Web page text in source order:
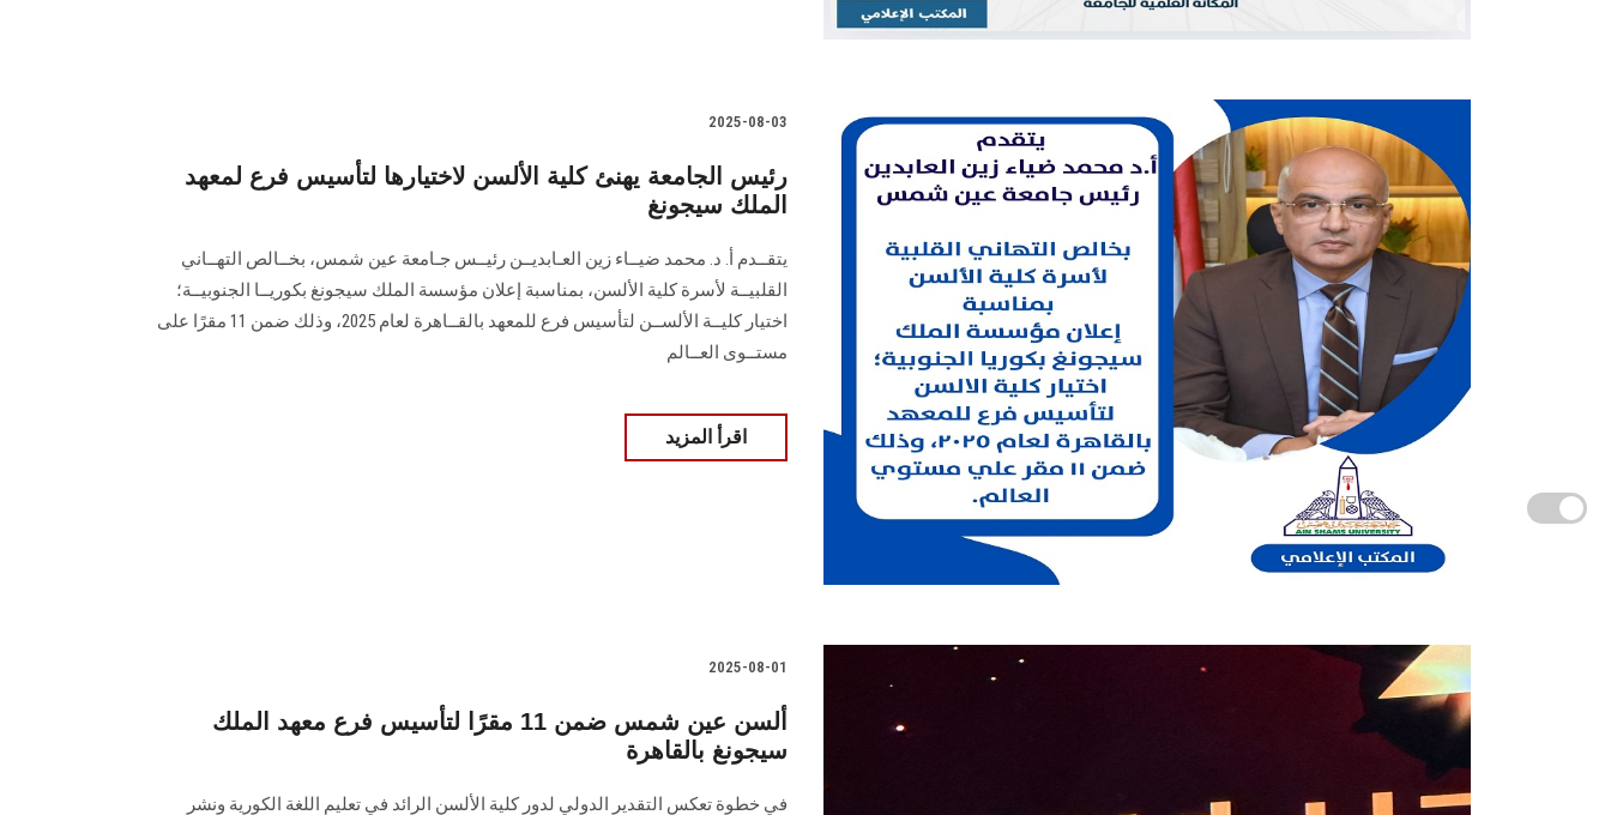
2025-08-03
رئيس الجامعة يهنئ كلية الألسن لاختيارها لتأسيس فرع لمعهد
الملك سيجونغ
يتقــدم أ. د. محمد ضيــاء زين العـابديــن رئيــس جـامعة عين شمس، بخــالص التهــاني
القلبيــة لأسرة كلية الألسن، بمناسبة إعلان مؤسسة الملك سيجونغ بكوريــا الجنوبيــة؛
اختيار كليــة الألســن لتأسيس فرع للمعهد بالقــاهرة لعام 2025، وذلك ضمن 11 مقرًا على
مستــوى العــالم
اقرأ المزيد
2025-08-01
ألسن عين شمس ضمن 11 مقرًا لتأسيس فرع معهد الملك
سيجونغ بالقاهرة
في خطوة تعكس التقدير الدولي لدور كلية الألسن الرائد في تعليم اللغة الكورية ونشر